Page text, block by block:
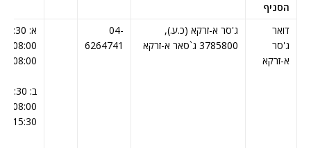
הסניף
דואר
ג'סר
א-זרקא
ג'סר א-זרקא (כ.ע.),
3785800 ג`סאר א-זרקא
04-
6264741
08:00
15:30